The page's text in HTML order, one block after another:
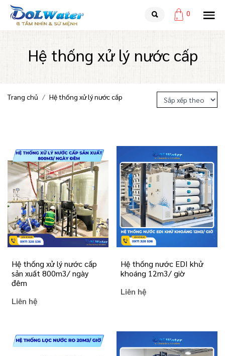
0
Hệ thống xử lý nước cấp
Trang chủ Hệ thống xử lý nước cấp
Hệ thống xử lý nước cấp
sản xuất 800m3/ ngày
đêm
Liên hệ
Hệ thống nước EDI khử
khoáng 12m3/ giờ
Liên hệ